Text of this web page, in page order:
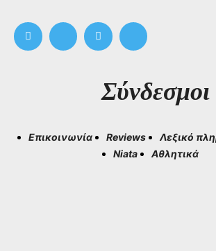
Σύνδεσμοι
Επικοινωνία Reviews
Λεξικό
Niata
Αθλητικά